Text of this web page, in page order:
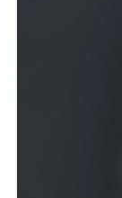
علف دواجن بياض